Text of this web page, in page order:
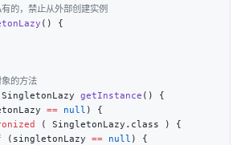
SingletonLazy getInstance
== null
(singletonLazy == null